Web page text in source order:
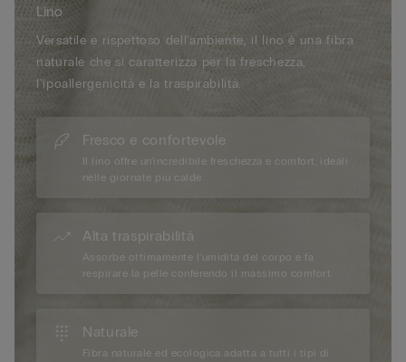
Lino
Versatile e rispettoso dell'ambiente, il lino è una fibra
naturale che si caratterizza per la freschezza,
l'ipoallergenicità e la traspirabilità.
Fresco e confortevole
Il lino offre un'incredibile freschezza e comfort, ideali
nelle giornate più calde.
Alta traspirabilità
Assorbe ottimamente l’umidità del corpo e fa
respirare la pelle conferendo il massimo comfort.
Naturale
Fibra naturale ed ecologica adatta a tutti i tipi di